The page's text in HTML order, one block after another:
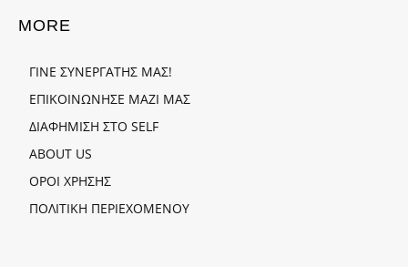
MORE
ΓΙΝΕ ΣΥΝΕΡΓΑΤΗΣ ΜΑΣ!
ΕΠΙΚΟΙΝΩΝΗΣΕ ΜΑΖΙ ΜΑΣ
ΔΙΑΦΗΜΙΣΗ ΣΤΟ SELF
ABOUT US
ΟΡΟΙ ΧΡΗΣΗΣ
ΠΟΛΙΤΙΚΗ ΠΕΡΙΕΧΟΜΕΝΟΥ